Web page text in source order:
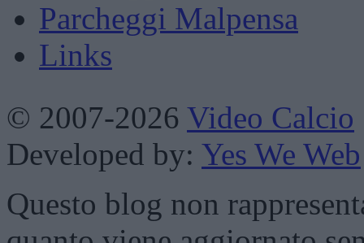
Parcheggi Malpensa
Links
© 2007-2026 Video Calcio
Developed by: Yes We Web
Questo blog non